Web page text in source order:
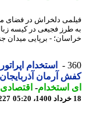
فجیعی در کیسه زباله
- برپایی میدان جنگ
استخدام اپراتور
آرمان آذربایجان
استخدام- اقتصادی-